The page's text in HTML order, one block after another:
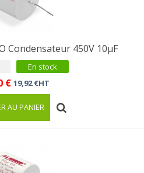
Condensateur 450V 10µF
En stock
€ 19,92 €HT
AU PANIER